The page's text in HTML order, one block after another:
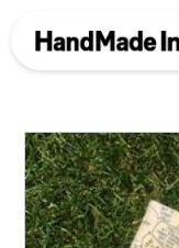
Photo
EN 中